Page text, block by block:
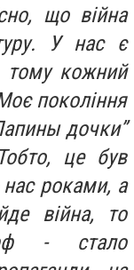
що війна
У нас є
тому кожний
покоління
дочки”
це був
роками, а
війна, то
рф - стало